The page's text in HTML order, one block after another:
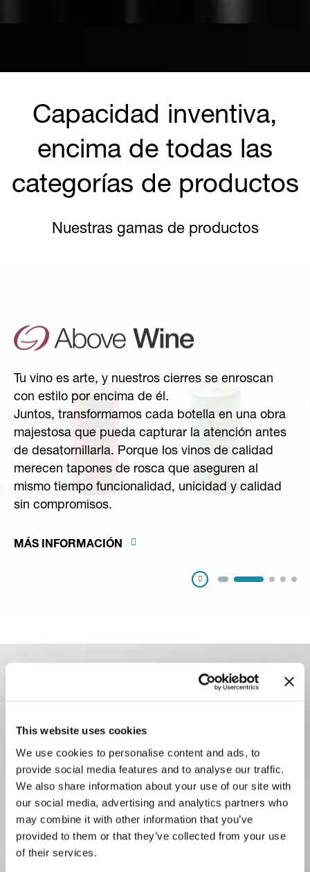
This website uses cookies
We use cookies to personalise content and ads, to
provide social media features and to analyse our traffic.
We also share information about your use of our site with
our social media, advertising and analytics partners who
may combine it with other information that you’ve
provided to them or that they’ve collected from your use
of their services.
Capacidad inventiva,
encima de todas las
categorías de productos
Nuestras gamas de productos
Tu vino es arte, y nuestros cierres se enroscan
con estilo por encima de él.
Juntos, transformamos cada botella en una obra
majestosa que pueda capturar la atención antes
de desatornillarla. Porque los vinos de calidad
merecen tapones de rosca que aseguren al
mismo tiempo funcionalidad, unicidad y calidad
sin compromisos.
MÁS INFORMACIÓN
Pausa
Con la adquisición de KWK, hemos
ampliado nuestra experiencia en cierres y
accesorios de dosificación farmacéuticos.
El resultado es una división Pharma que